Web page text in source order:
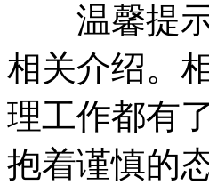
温馨提示
相关介绍。
理工作都有
抱着谨慎的